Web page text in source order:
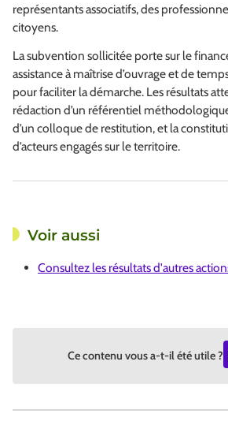
représentants associatifs, des
citoyens.
La subvention sollicitée porte sur le
assistance à maîtrise d’ouvrage et de
pour faciliter la démarche. Les résultats
rédaction d’un référentiel
d’un colloque de restitution, et la
d’acteurs engagés sur le territoire.
Voir aussi
Consultez les résultats d'autres
Ce contenu vous a-t-il été utile ?